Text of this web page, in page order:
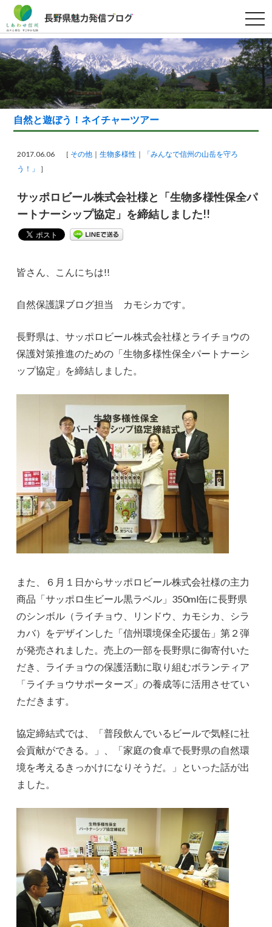
t
o
g
g
l
e
n
a
v
g
i
自然と遊ぼう！ネイチャーツアー
2017.06.06 ［ その他 生物多様性
「みんなで信州の山岳を守ろ
う！」
］
サッポロビール株式会社様と「生物多様性保全パ
ートナーシップ協定」を締結しました!!
皆さん、こんにちは!!
自然保護課ブログ担当 カモシカです。
長野県は、サッポロビール株式会社様とライチョウの
保護対策推進のための「生物多様性保全パートナーシ
ップ協定」を締結しました。
また、６月１日からサッポロビール株式会社様の主力
商品「サッポロ生ビール黒ラベル」350ml缶に長野県
のシンボル（ライチョウ、リンドウ、カモシカ、シラ
カバ）をデザインした「信州環境保全応援缶」第２弾
が発売されました。売上の一部を長野県に御寄付いた
だき、ライチョウの保護活動に取り組むボランティア
「ライチョウサポーターズ」の養成等に活用させてい
ただきます。
協定締結式では、「普段飲んでいるビールで気軽に社
会貢献ができる。」、「家庭の食卓で長野県の自然環
境を考えるきっかけになりそうだ。」といった話が出
ました。